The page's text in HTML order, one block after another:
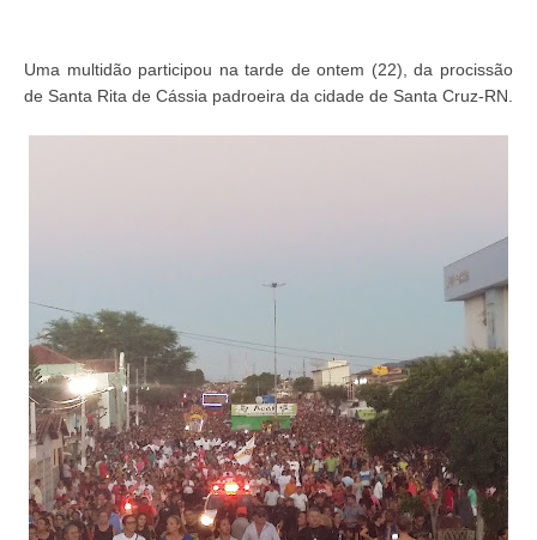
Uma multidão participou na tarde de ontem (22), da procissão
de Santa Rita de Cássia padroeira da cidade de Santa Cruz-RN.